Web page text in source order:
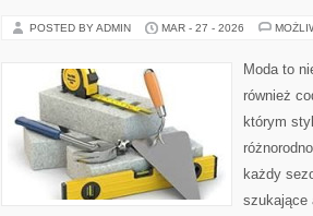
POSTED BY ADMIN MAR - 27 - 2026
Moda to
również
którym
każdy
szukające